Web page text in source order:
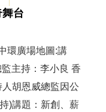
台
環廣場地圖:講
主持：李小良 香
胡恩威總監因公
)講題：新創、薪